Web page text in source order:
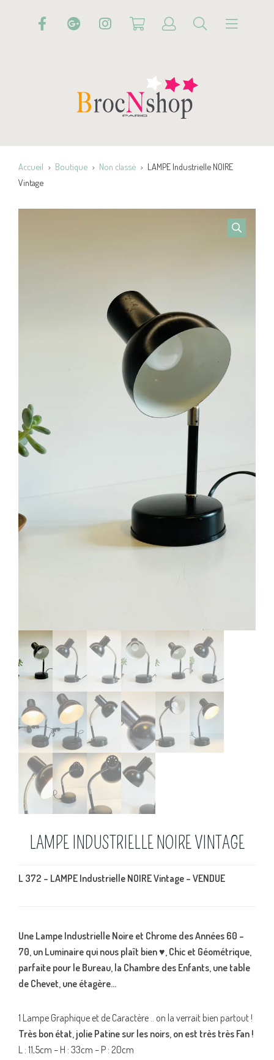
Accueil Boutique Non classé
LAMPE Industrielle NOIRE
Vintage
LAMPE INDUSTRIELLE NOIRE VINTAGE
L 372 – LAMPE Industrielle NOIRE Vintage – VENDUE
Une Lampe Industrielle Noire et Chrome des Années 60 –
70, un Luminaire qui nous plaît bien♥, Chic et Géométrique,
parfaite pour le Bureau, la Chambre des Enfants, une table
de Chevet, une étagère…
1 Lampe Graphique et de Caractère .. on la verrait bien partout !
Très bon état, jolie Patine sur les noirs, on est très très Fan !
L : 11,5cm – H : 33cm – P : 20cm